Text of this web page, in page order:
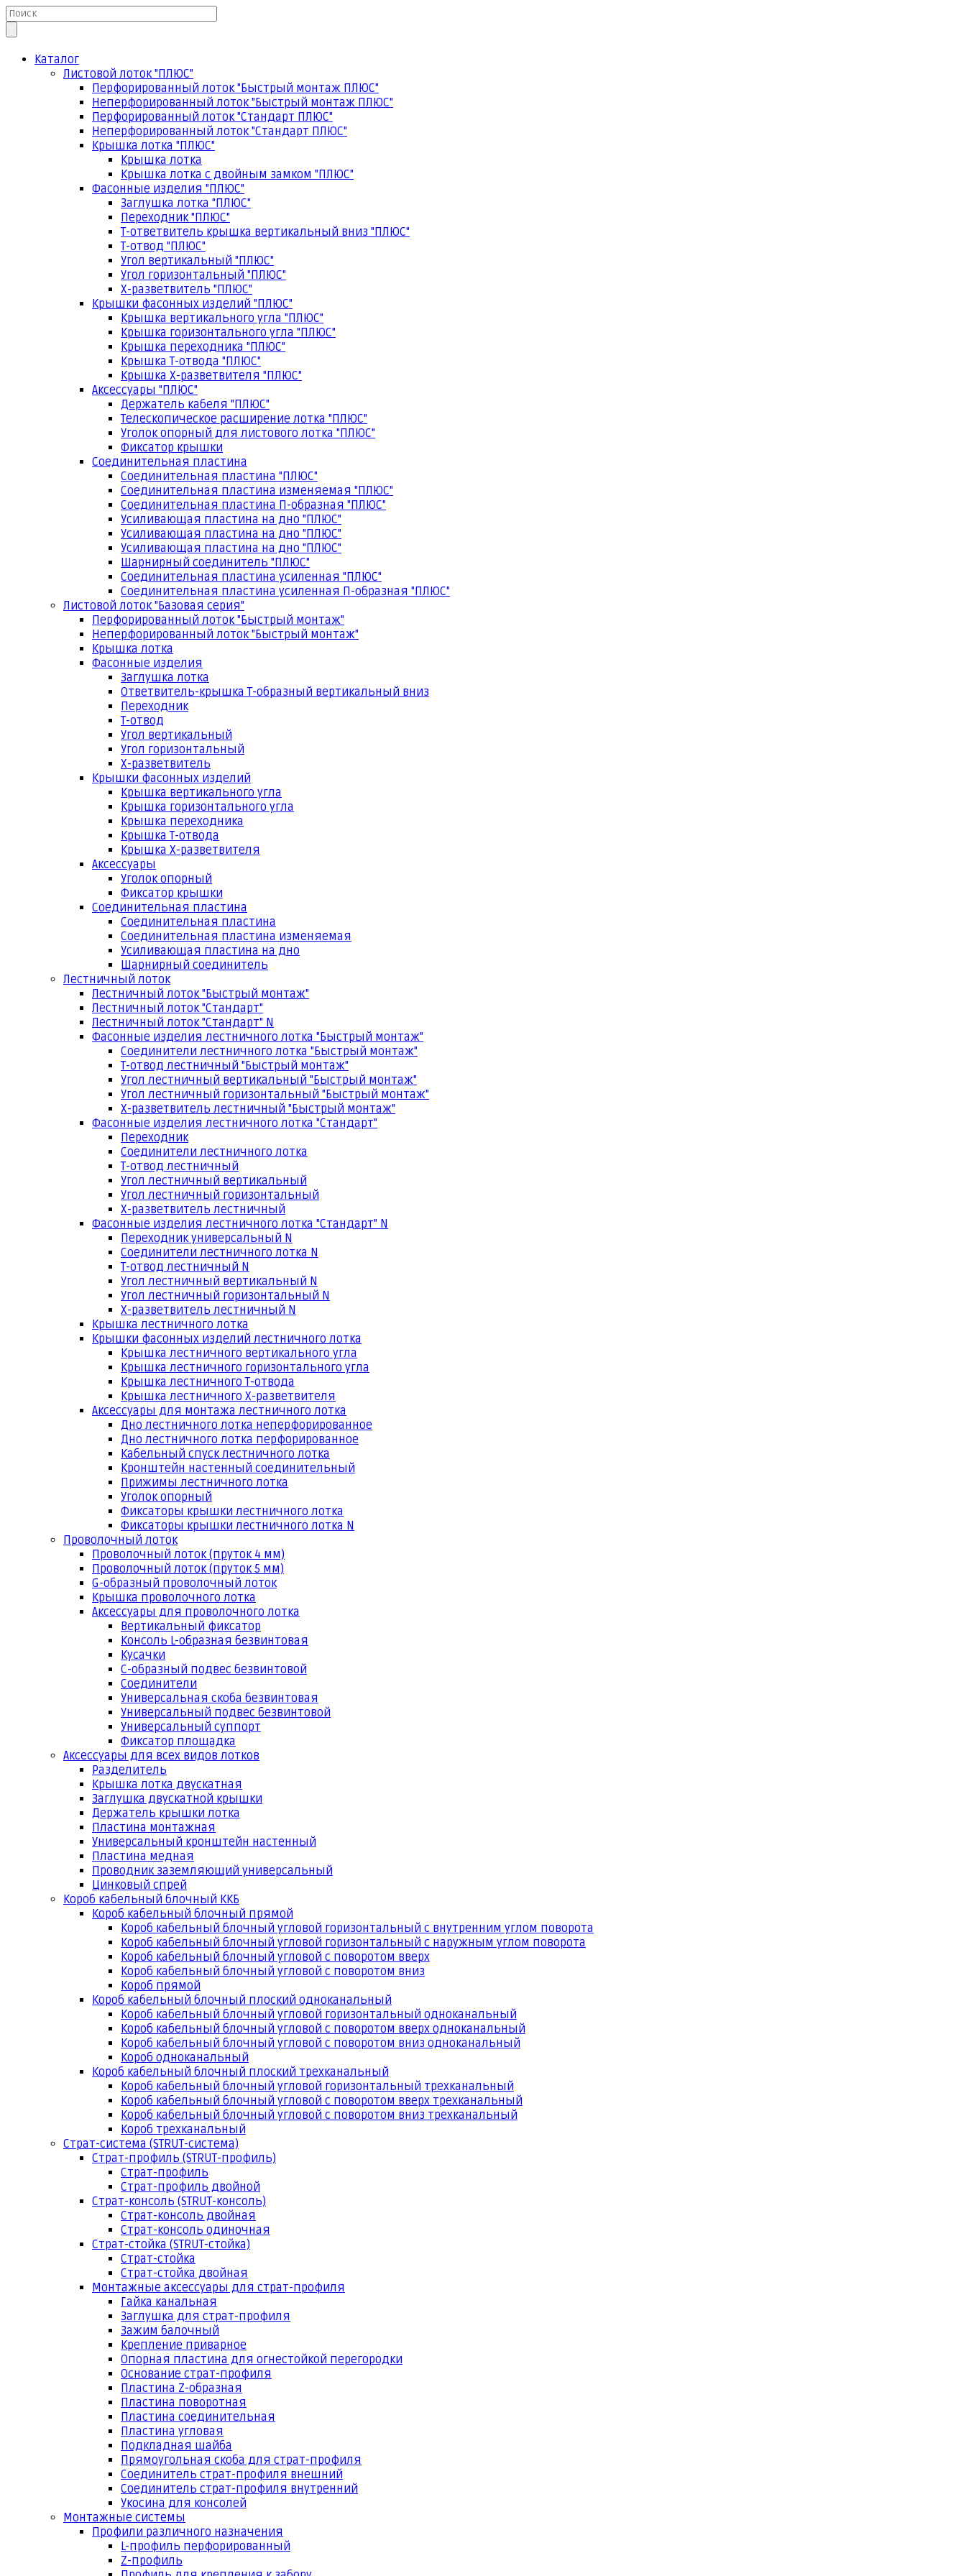
Каталог
Листовой лоток "ПЛЮС"
Перфорированный лоток "Быстрый монтаж ПЛЮС"
Неперфорированный лоток "Быстрый монтаж ПЛЮС"
Перфорированный лоток "Стандарт ПЛЮС"
Неперфорированный лоток "Стандарт ПЛЮС"
Крышка лотка "ПЛЮС"
Крышка лотка
Крышка лотка с двойным замком "ПЛЮС"
Фасонные изделия "ПЛЮС"
Заглушка лотка "ПЛЮС"
Переходник "ПЛЮС"
Т-ответвитель крышка вертикальный вниз "ПЛЮС"
Т-отвод "ПЛЮС"
Угол вертикальный "ПЛЮС"
Угол горизонтальный "ПЛЮС"
Х-разветвитель "ПЛЮС"
Крышки фасонных изделий "ПЛЮС"
Крышка вертикального угла "ПЛЮС"
Крышка горизонтального угла "ПЛЮС"
Крышка переходника "ПЛЮС"
Крышка Т-отвода "ПЛЮС"
Крышка Х-разветвителя "ПЛЮС"
Аксессуары "ПЛЮС"
Держатель кабеля "ПЛЮС"
Телескопическое расширение лотка "ПЛЮС"
Уголок опорный для листового лотка "ПЛЮС"
Фиксатор крышки
Соединительная пластина
Соединительная пластина "ПЛЮС"
Соединительная пластина изменяемая "ПЛЮС"
Соединительная пластина П-образная "ПЛЮС"
Усиливающая пластина на дно "ПЛЮС"
Усиливающая пластина на дно "ПЛЮС"
Усиливающая пластина на дно "ПЛЮС"
Шарнирный соединитель "ПЛЮС"
Соединительная пластина усиленная "ПЛЮС"
Соединительная пластина усиленная П-образная "ПЛЮС"
Листовой лоток "Базовая серия"
Перфорированный лоток "Быстрый монтаж"
Неперфорированный лоток "Быстрый монтаж"
Крышка лотка
Фасонные изделия
Заглушка лотка
Ответвитель-крышка Т-образный вертикальный вниз
Переходник
Т-отвод
Угол вертикальный
Угол горизонтальный
Х-разветвитель
Крышки фасонных изделий
Крышка вертикального угла
Крышка горизонтального угла
Крышка переходника
Крышка Т-отвода
Крышка Х-разветвителя
Аксессуары
Уголок опорный
Фиксатор крышки
Соединительная пластина
Соединительная пластина
Соединительная пластина изменяемая
Усиливающая пластина на дно
Шарнирный соединитель
Лестничный лоток
Лестничный лоток "Быстрый монтаж"
Лестничный лоток "Стандарт"
Лестничный лоток "Стандарт" N
Фасонные изделия лестничного лотка "Быстрый монтаж"
Соединители лестничного лотка "Быстрый монтаж"
Т-отвод лестничный "Быстрый монтаж"
Угол лестничный вертикальный "Быстрый монтаж"
Угол лестничный горизонтальный "Быстрый монтаж"
Х-разветвитель лестничный "Быстрый монтаж"
Фасонные изделия лестничного лотка "Стандарт"
Переходник
Соединители лестничного лотка
Т-отвод лестничный
Угол лестничный вертикальный
Угол лестничный горизонтальный
Х-разветвитель лестничный
Фасонные изделия лестничного лотка "Стандарт" N
Переходник универсальный N
Соединители лестничного лотка N
Т-отвод лестничный N
Угол лестничный вертикальный N
Угол лестничный горизонтальный N
Х-разветвитель лестничный N
Крышка лестничного лотка
Крышки фасонных изделий лестничного лотка
Крышка лестничного вертикального угла
Крышка лестничного горизонтального угла
Крышка лестничного Т-отвода
Крышка лестничного Х-разветвителя
Аксессуары для монтажа лестничного лотка
Дно лестничного лотка неперфорированное
Дно лестничного лотка перфорированное
Кабельный спуск лестничного лотка
Кронштейн настенный соединительный
Прижимы лестничного лотка
Уголок опорный
Фиксаторы крышки лестничного лотка
Фиксаторы крышки лестничного лотка N
Проволочный лоток
Проволочный лоток (пруток 4 мм)
Проволочный лоток (пруток 5 мм)
G-образный проволочный лоток
Крышка проволочного лотка
Аксессуары для проволочного лотка
Вертикальный фиксатор
Консоль L-образная безвинтовая
Кусачки
С-образный подвес безвинтовой
Соединители
Универсальная скоба безвинтовая
Универсальный подвес безвинтовой
Универсальный суппорт
Фиксатор площадка
Аксессуары для всех видов лотков
Разделитель
Крышка лотка двускатная
Заглушка двускатной крышки
Держатель крышки лотка
Пластина монтажная
Универсальный кронштейн настенный
Пластина медная
Проводник заземляющий универсальный
Цинковый спрей
Короб кабельный блочный ККБ
Короб кабельный блочный прямой
Короб кабельный блочный угловой горизонтальный с внутренним углом поворота
Короб кабельный блочный угловой горизонтальный с наружным углом поворота
Короб кабельный блочный угловой с поворотом вверх
Короб кабельный блочный угловой с поворотом вниз
Короб прямой
Короб кабельный блочный плоский одноканальный
Короб кабельный блочный угловой горизонтальный одноканальный
Короб кабельный блочный угловой с поворотом вверх одноканальный
Короб кабельный блочный угловой с поворотом вниз одноканальный
Короб одноканальный
Короб кабельный блочный плоский трехканальный
Короб кабельный блочный угловой горизонтальный трехканальный
Короб кабельный блочный угловой с поворотом вверх трехканальный
Короб кабельный блочный угловой с поворотом вниз трехканальный
Короб трехканальный
Страт-система (STRUT-система)
Страт-профиль (STRUT-профиль)
Страт-профиль
Страт-профиль двойной
Страт-консоль (STRUT-консоль)
Страт-консоль двойная
Страт-консоль одиночная
Страт-стойка (STRUT-стойка)
Страт-стойка
Страт-стойка двойная
Монтажные аксессуары для страт-профиля
Гайка канальная
Заглушка для страт-профиля
Зажим балочный
Крепление приварное
Опорная пластина для огнестойкой перегородки
Основание страт-профиля
Пластина Z-образная
Пластина поворотная
Пластина соединительная
Пластина угловая
Подкладная шайба
Прямоугольная скоба для страт-профиля
Соединитель страт-профиля внешний
Соединитель страт-профиля внутренний
Укосина для консолей
Монтажные системы
Профили различного назначения
L-профиль перфорированный
Z-профиль